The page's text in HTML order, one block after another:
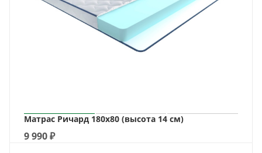
Матрас Ричард 180х80 (высота 14 см)
9 990₽